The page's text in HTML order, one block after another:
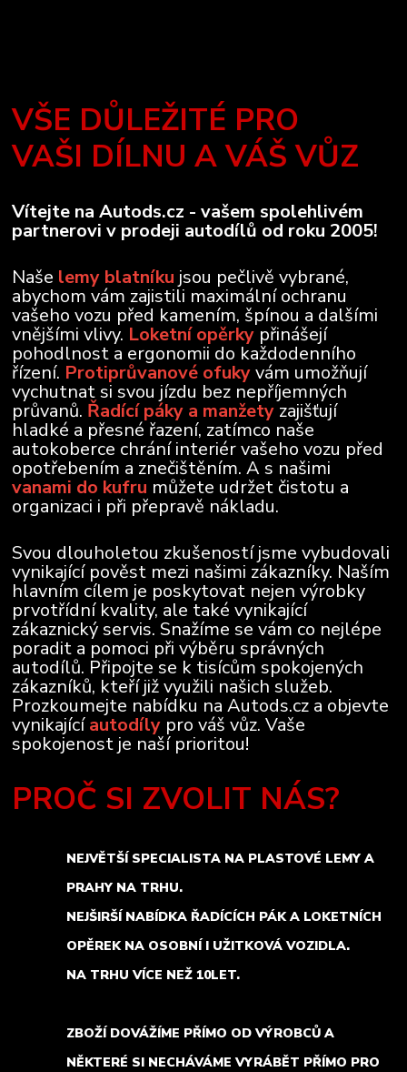
VŠE DŮLEŽITÉ PRO
VAŠI DÍLNU A VÁŠ VŮZ
Vítejte na Autods.cz - vašem spolehlivém
partnerovi v prodeji autodílů od roku 2005!
Naše lemy blatníku jsou pečlivě vybrané,
abychom vám zajistili maximální ochranu
vašeho vozu před kamením, špínou a dalšími
vnějšími vlivy. Loketní opěrky přinášejí
pohodlnost a ergonomii do každodenního
řízení. Protiprůvanové ofukyvám umožňují
vychutnat si svou jízdu bez nepříjemných
průvanů. Řadící páky a manžety zajišťují
hladké a přesné řazení, zatímco naše
autokoberce chrání interiér vašeho vozu před
opotřebením a znečištěním. A s našimi
vanami do kufru můžete udržet čistotu a
organizaci i při přepravě nákladu.
Svou dlouholetou zkušeností jsme vybudovali
vynikající pověst mezi našimi zákazníky. Naším
hlavním cílem je poskytovat nejen výrobky
prvotřídní kvality, ale také vynikající
zákaznický servis. Snažíme se vám co nejlépe
poradit a pomoci při výběru správných
autodílů. Připojte se k tisícům spokojených
zákazníků, kteří již využili našich služeb.
Prozkoumejte nabídku na Autods.cz a objevte
vynikajícíautodíly pro váš vůz. Vaše
spokojenost je naší prioritou!
PROČ SI ZVOLIT NÁS?
NEJVĚTŠÍ SPECIALISTA NA PLASTOVÉ LEMY A
PRAHY NA TRHU.
NEJŠIRŠÍ NABÍDKA ŘADÍCÍCH PÁK A LOKETNÍCH
OPĚREK NA OSOBNÍ I UŽITKOVÁ VOZIDLA.
NA TRHU VÍCE NEŽ 10LET.
ZBOŽÍ DOVÁŽÍME PŘÍMO OD VÝROBCŮ A
NĚKTERÉ SI NECHÁVÁME VYRÁBĚT PŘÍMO PRO